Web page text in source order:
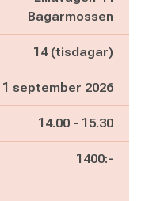
Bagarmossen
14 (tisdagar)
1 september 2026
Pågår mellan
14.00 - och
15.30
1400:-